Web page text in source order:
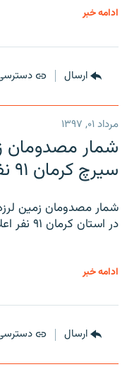
ادامه خبر
ارسال
مرداد ۰۱, ۱۳۹۷
شمار مصدومان
سیرچ کرمان ۹۱ نفر اعلام شد
شمار مصدومان زمین
در استان کرمان ۹۱ نفر اعلام شد.
ادامه خبر
ارسال